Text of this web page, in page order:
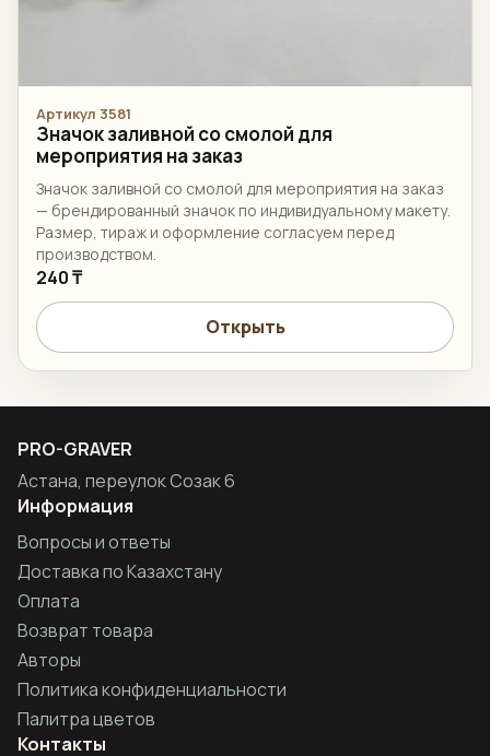
Артикул 3581
Значок заливной со смолой для
мероприятия на заказ
Значок заливной со смолой для мероприятия на заказ
— брендированный значок по индивидуальному макету.
Размер, тираж и оформление согласуем перед
производством.
240 ₸
Открыть
PRO-GRAVER
Астана, переулок Созак 6
Информация
Вопросы и ответы
Доставка по Казахстану
Оплата
Возврат товара
Авторы
Политика конфиденциальности
Палитра цветов
Контакты